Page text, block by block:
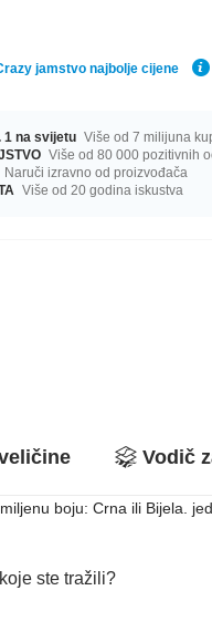
jamstvo najbolje cijene
1 na svijetu Više od 7 milijuna
Više od 80 000 pozitivnih
Naruči izravno od proizvođača
Više od 20 godina iskustva
Vodič
boju: Crna ili Bijela.
ste tražili?